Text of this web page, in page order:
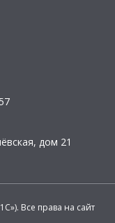
дом 21
Все права на сайт